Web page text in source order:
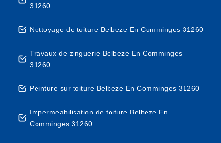
31260
Nettoyage de toiture Belbeze En Comminges 31260
Travaux de zinguerie Belbeze En Comminges
31260
Peinture sur toiture Belbeze En Comminges 31260
Impermeabilisation de toiture Belbeze En
Comminges 31260